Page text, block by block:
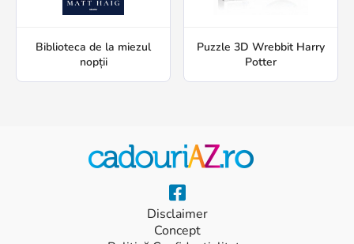
Biblioteca de la miezul
nopții
Puzzle 3D Wrebbit Harry
Potter
Disclaimer
Concept